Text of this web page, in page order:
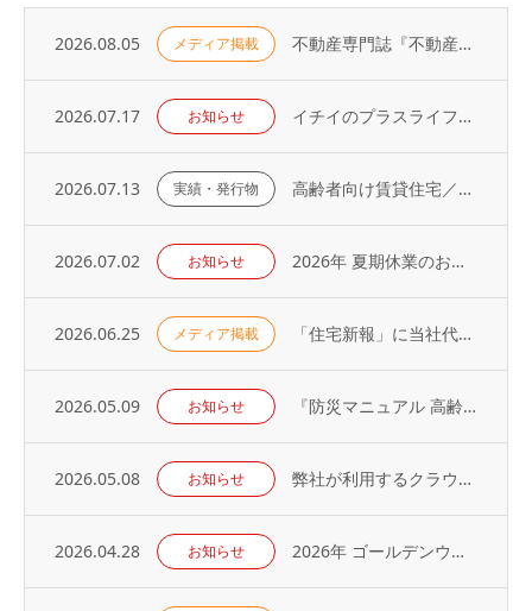
2026.08.05 メディア掲載 不動産専門誌『不動産コンサルティングプラス』に弊社代表・荻野の寄稿記事が掲載されました
2026.07.17 お知らせ イチイのプラスライフサービス「 オーナーアプリ」導入のお知らせ
2026.07.13 実績・発行物 高齢者向け賃貸住宅／取り扱い戸数（2026年）
2026.07.02 お知らせ 2026年 夏期休業のお知らせ
2026.06.25 メディア掲載 「住宅新報」に当社代表の取材記事が掲載されました（2026年6月23日号）
2026.05.09 お知らせ 『防災マニュアル 高齢入居者・外国人入居者対応編』当社代表が制作に協力
2026.05.08 お知らせ 弊社が利用するクラウドサービスへの不正アクセス発生に関するお知らせとお詫び
2026.04.28 お知らせ 2026年 ゴールデンウィーク休業のお知らせ